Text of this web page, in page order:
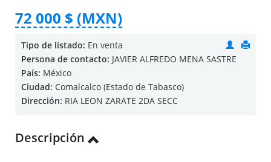
72 000 $ (MXN)
Tipo de listado: En venta
Persona de contacto: JAVIER ALFREDO MENA SASTRE
País: México
Ciudad: Comalcalco (Estado de Tabasco)
Dirección: RIA LEON ZARATE 2DA SECC
Descripción